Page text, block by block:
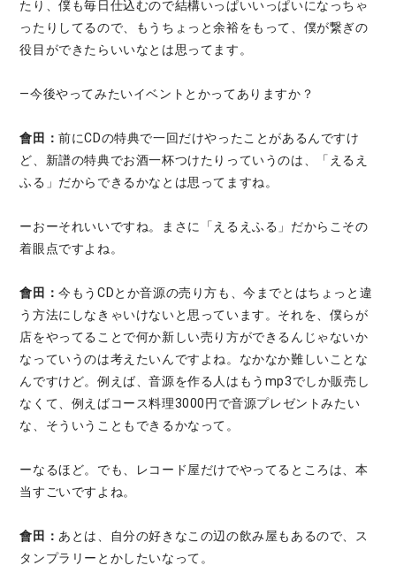
たり、僕も毎日仕込むので結構いっぱいいっぱいになっちゃ
ったりしてるので、もうちょっと余裕をもって、僕が繋ぎの
役目ができたらいいなとは思ってます。
—今後やってみたいイベントとかってありますか？
會田：前にCDの特典で一回だけやったことがあるんですけ
ど、新譜の特典でお酒一杯つけたりっていうのは、「えるえ
ふる」だからできるかなとは思ってますね。
ーおーそれいいですね。まさに「えるえふる」だからこその
着眼点ですよね。
會田：今もうCDとか音源の売り方も、今までとはちょっと違
う方法にしなきゃいけないと思っています。それを、僕らが
店をやってることで何か新しい売り方ができるんじゃないか
なっていうのは考えたいんですよね。なかなか難しいことな
んですけど。例えば、音源を作る人はもうmp3でしか販売し
なくて、例えばコース料理3000円で音源プレゼントみたい
な、そういうこともできるかなって。
ーなるほど。でも、レコード屋だけでやってるところは、本
当すごいですよね。
會田：あとは、自分の好きなこの辺の飲み屋もあるので、ス
タンプラリーとかしたいなって。